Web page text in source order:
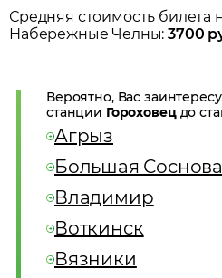
Средняя стоимость билета
Набережные Челны: 3700
Вероятно, Вас
станции Гороховецдо
Агрыз
Большая Соснова
Владимир
Воткинск
Вязники